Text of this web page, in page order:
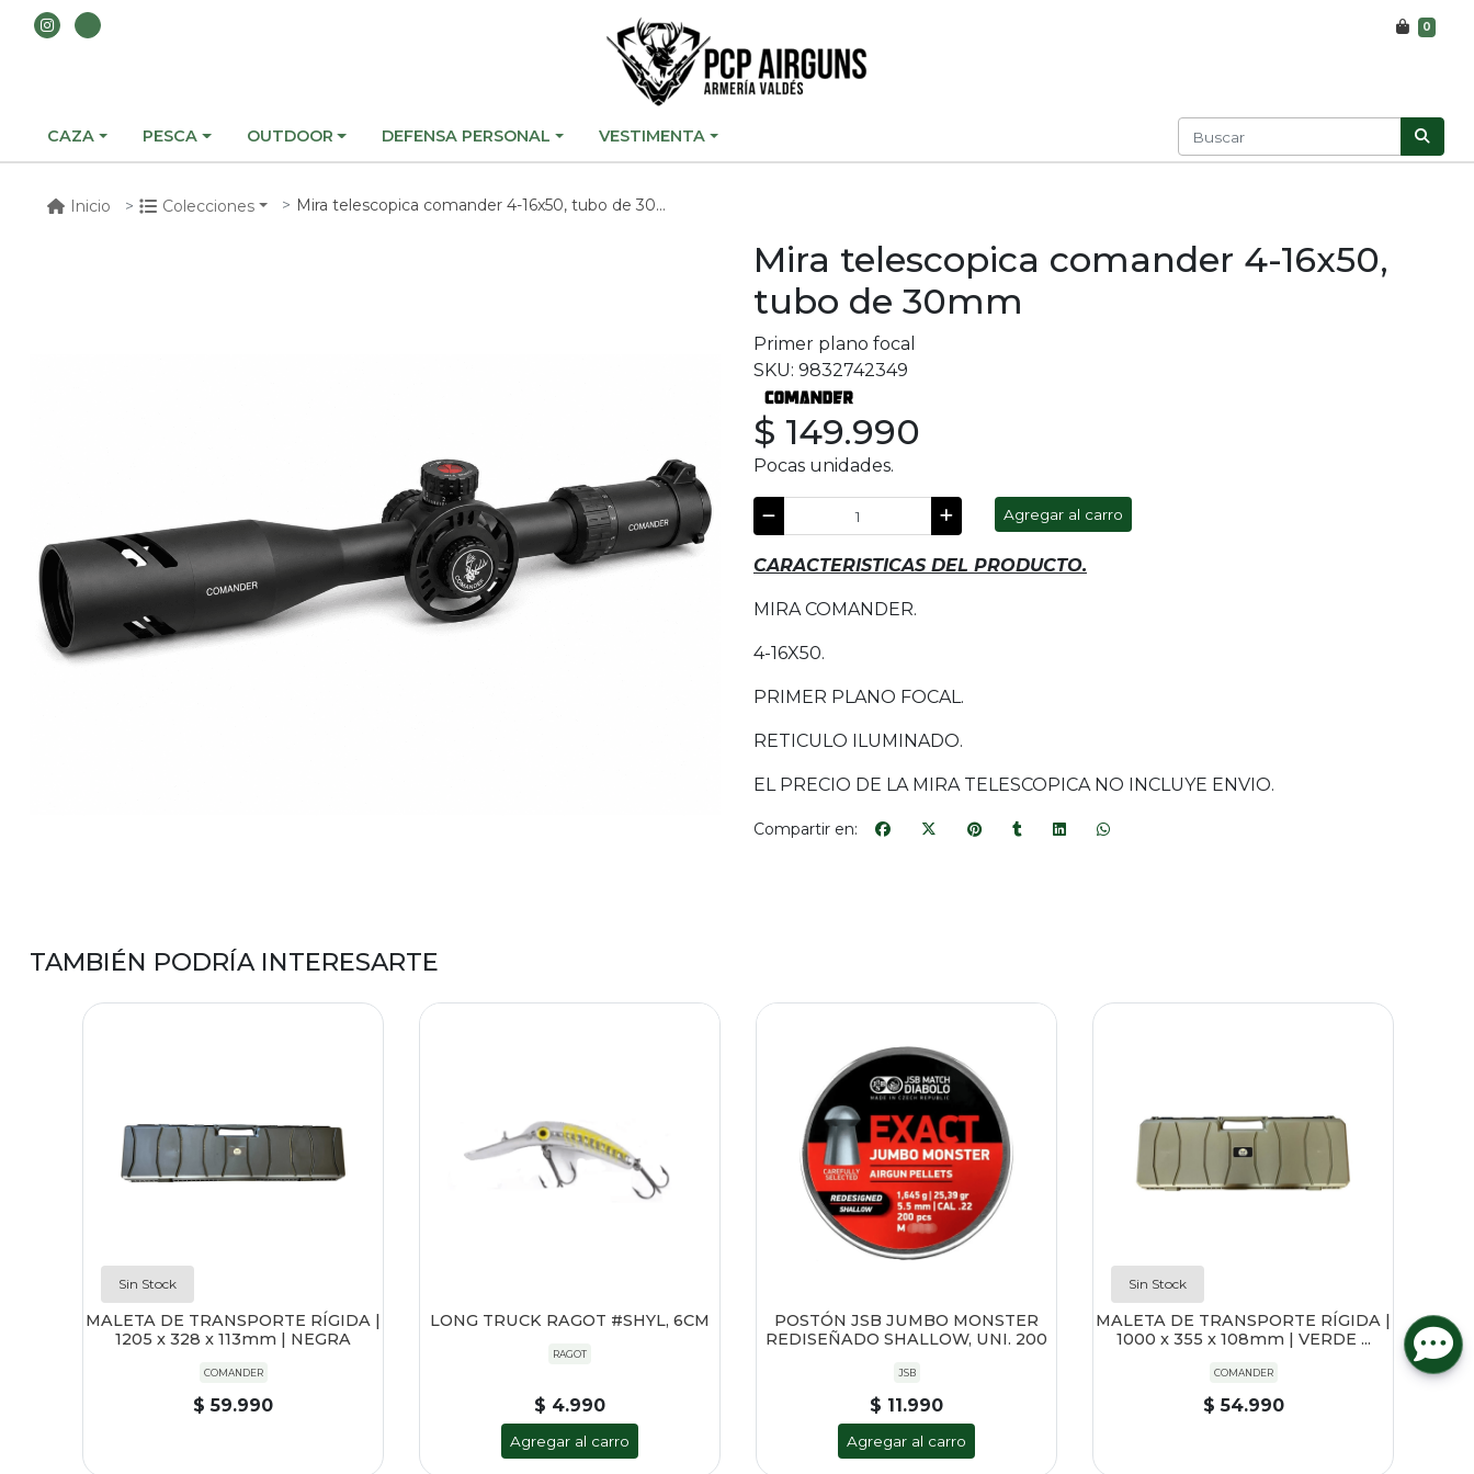
0
CAZA PESCA OUTDOOR DEFENSA PERSONAL VESTIMENTA
Inicio Colecciones Mira telescopica comander 4-16x50, tubo de 30mm
Mira telescopica comander 4-16x50,
tubo de 30mm
Primer plano focal
SKU: 9832742349
$ 149.990
Pocas unidades.
Agregar al carro
CARACTERISTICAS DEL PRODUCTO.
MIRA COMANDER.
4-16X50.
PRIMER PLANO FOCAL.
RETICULO ILUMINADO.
EL PRECIO DE LA MIRA TELESCOPICA NO INCLUYE ENVIO.
Compartir en:
TAMBIÉN PODRÍA INTERESARTE
Sin Stock
MALETA DE TRANSPORTE RÍGIDA |
1205 x 328 x 113mm | NEGRA
COMANDER
$ 59.990
LONG TRUCK RAGOT #SHYL, 6CM
RAGOT
$ 4.990
Agregar al carro
POSTÓN JSB JUMBO MONSTER
REDISEÑADO SHALLOW, UNI. 200
JSB
$ 11.990
Agregar al carro
Sin Stock
MALETA DE TRANSPORTE RÍGIDA |
1000 x 355 x 108mm | VERDE ...
COMANDER
$ 54.990